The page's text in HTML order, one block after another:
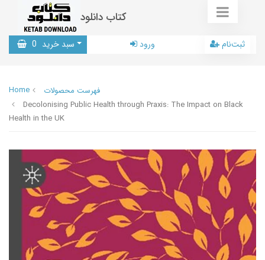
کتاب دانلود
سبد خرید 0 ورود ثبت‌نام
Home
فهرست محصولات
Decolonising Public Health through Praxis: The Impact on Black
Health in the UK